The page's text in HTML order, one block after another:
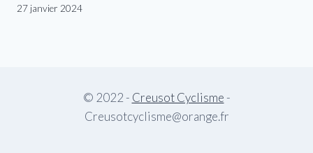
27 janvier 2024
© 2022 - Creusot Cyclisme -
Creusotcyclisme@orange.fr